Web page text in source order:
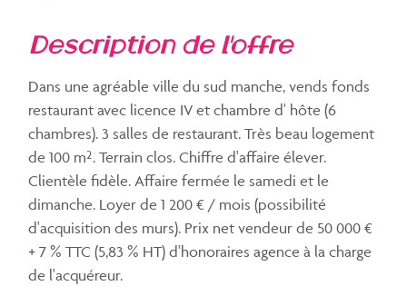
description de l'offre
Dans une agréable ville du sud manche, vends fonds
restaurant avec licence IV et chambre d' hôte (6
chambres). 3 salles de restaurant. Très beau logement
de 100 m². Terrain clos. Chiffre d'affaire élever.
Clientèle fidèle. Affaire fermée le samedi et le
dimanche. Loyer de 1 200 € / mois (possibilité
d'acquisition des murs). Prix net vendeur de 50 000 €
+ 7 % TTC (5,83 % HT) d'honoraires agence à la charge
de l'acquéreur.